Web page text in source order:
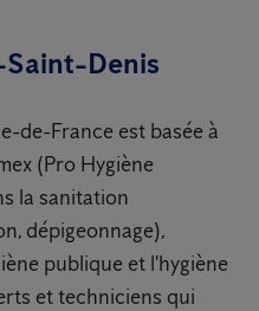
Denis
de-France est basée à
(Pro Hygiène
la sanitation
dépigeonnage),
publique et l'hygiène
et techniciens qui